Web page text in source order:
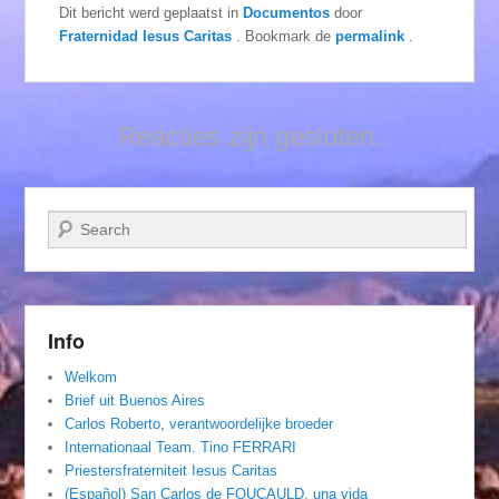
Dit bericht werd geplaatst inDocumentos door
Fraternidad Iesus Caritas
. Bookmark depermalink
Reacties zijn gesloten.
Zoeken
Info
Welkom
Brief uit Buenos Aires
Carlos Roberto, verantwoordelijke broeder
Internationaal Team. Tino FERRARI
Priestersfraterniteit Iesus Caritas
(Español) San Carlos de FOUCAULD, una vida